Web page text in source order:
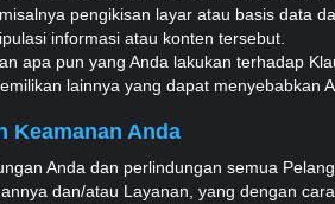
pengikisan layar atau basis data
informasi atau konten tersebut.
apa pun yang Anda lakukan terhadap
lainnya yang dapat
Keamanan Anda
Anda dan perlindungan semua
dan/atau Layanan, yang dengan